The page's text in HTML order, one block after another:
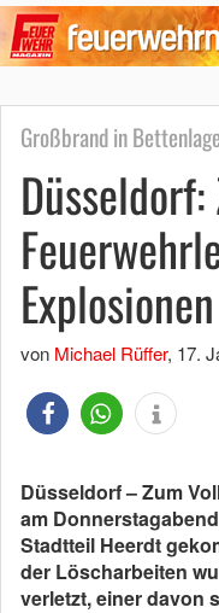
Großbrand in
Düsseldorf:
von Michael Rüffer, 17.
Düsseldorf – Zum
am
Stadtteil Heerdt
der Löscharbeiten
verletzt, einer davon